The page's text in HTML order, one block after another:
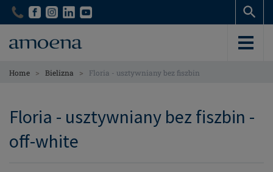
Skip
content
Skip
content
Home > Bielizna > Floria - usztywniany bez fiszbin
Floria - usztywniany bez fiszbin -
off-white